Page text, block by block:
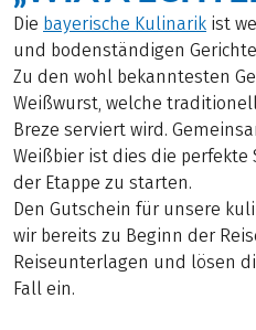
Die bayerische Kulinarik ist
und bodenständigen
Zu den wohl bekanntesten
Weißwurst, welche
Breze serviert wird.
Weißbier ist dies die
der Etappe zu starten.
Den Gutschein für unsere
wir bereits zu Beginn der
Reiseunterlagen und lösen
Fall ein.